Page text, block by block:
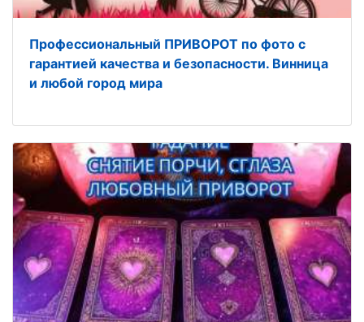
Профессиональный ПРИВОРОТ по фото с
гарантией качества и безопасности. Винница
и любой город мира